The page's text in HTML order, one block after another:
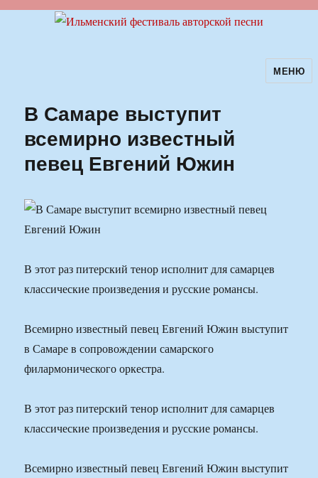
Ильменский фестиваль авторскойМЕНЮ
В Самаре выступит
всемирно известный
певец Евгений Южин
В этот раз питерский тенор исполнит для самарцев
классические произведения и русские романсы.
Всемирно известный певец Евгений Южин выступит
в Самаре в сопровождении самарского
филармонического оркестра.
В этот раз питерский тенор исполнит для самарцев
классические произведения и русские романсы.
Всемирно известный певец Евгений Южин выступит